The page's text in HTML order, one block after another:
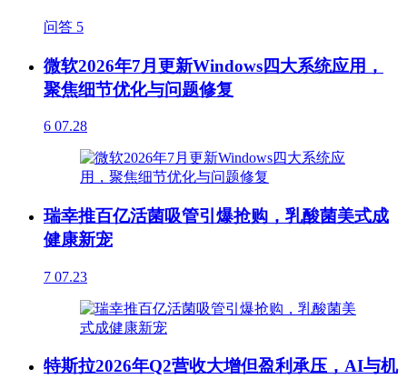
问答 5
微软2026年7月更新Windows四大系统应用，
聚焦细节优化与问题修复
6 07.28
瑞幸推百亿活菌吸管引爆抢购，乳酸菌美式成
健康新宠
7 07.23
特斯拉2026年Q2营收大增但盈利承压，AI与机